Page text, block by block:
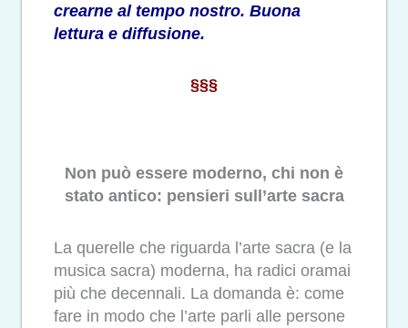
crearne al tempo nostro. Buona
lettura e diffusione.
§§§
Non può essere moderno, chi non è
stato antico: pensieri sull’arte sacra
La querelle che riguarda l’arte sacra (e la
musica sacra) moderna, ha radici oramai
più che decennali. La domanda è: come
fare in modo che l’arte parli alle persone